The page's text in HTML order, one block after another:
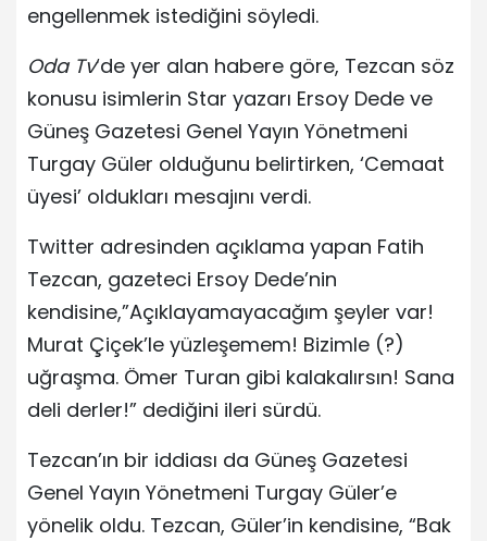
engellenmek istediğini söyledi.
Oda Tv‘de yer alan habere göre, Tezcan söz
konusu isimlerin Star yazarı Ersoy Dede ve
Güneş Gazetesi Genel Yayın Yönetmeni
Turgay Güler olduğunu belirtirken, ‘Cemaat
üyesi’ oldukları mesajını verdi.
Twitter adresinden açıklama yapan Fatih
Tezcan, gazeteci Ersoy Dede’nin
kendisine,”Açıklayamayacağım şeyler var!
Murat Çiçek’le yüzleşemem! Bizimle (?)
uğraşma. Ömer Turan gibi kalakalırsın! Sana
deli derler!” dediğini ileri sürdü.
Tezcan’ın bir iddiası da Güneş Gazetesi
Genel Yayın Yönetmeni Turgay Güler’e
yönelik oldu. Tezcan, Güler’in kendisine, “Bak